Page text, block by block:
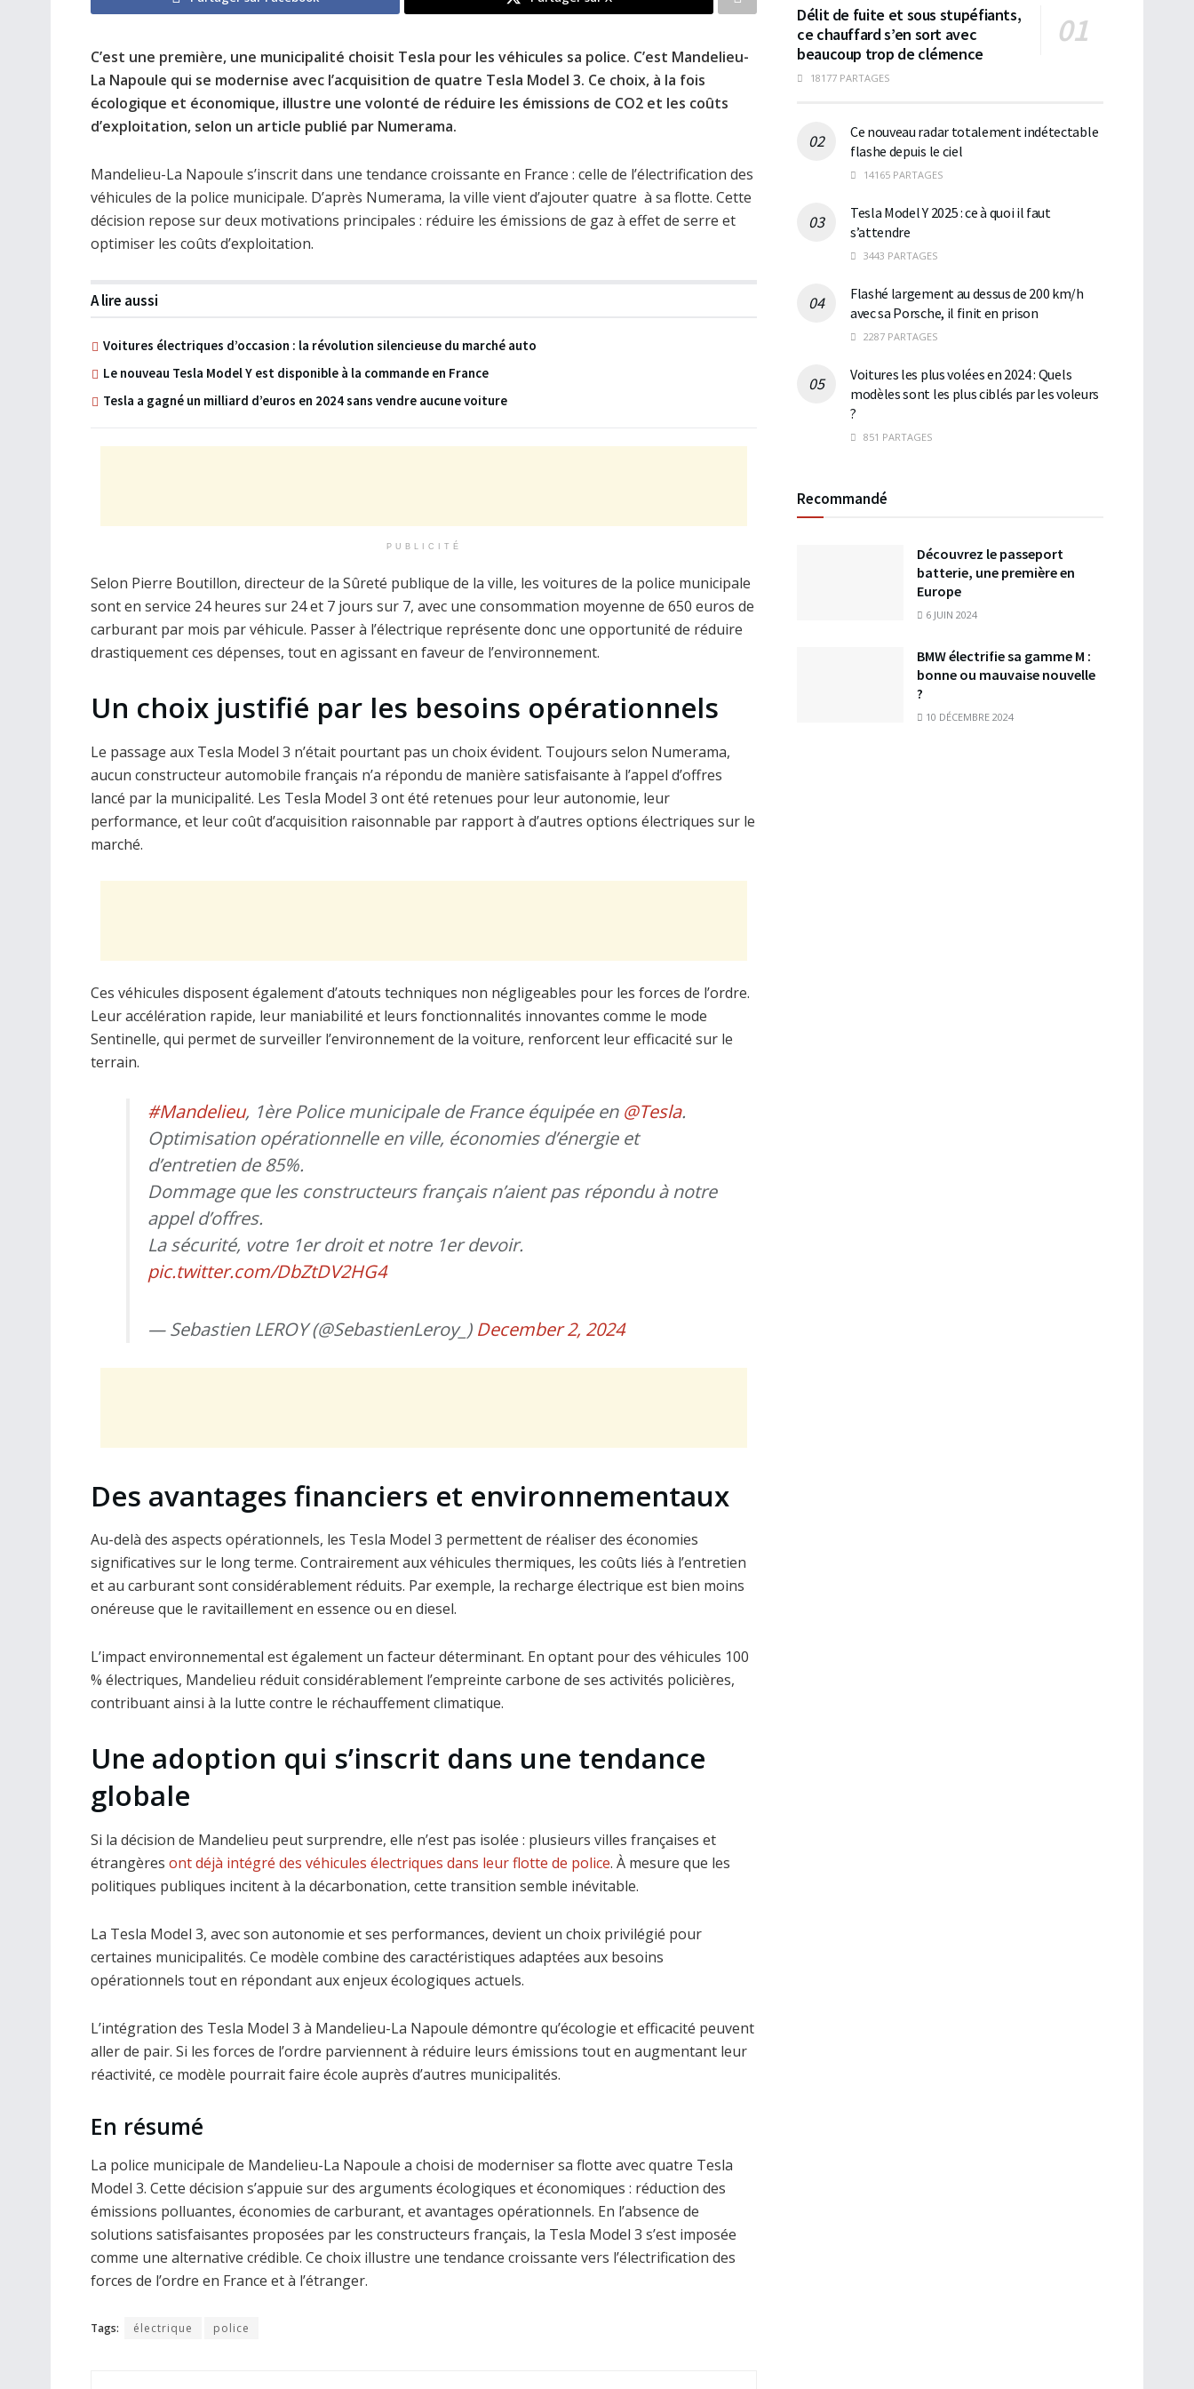
C’est une première, une municipalité choisit Tesla pour les véhicules sa police. C’est Mandelieu-
La Napoule qui se modernise avec l’acquisition de quatre Tesla Model 3. Ce choix, à la fois
écologique et économique, illustre une volonté de réduire les émissions de CO2 et les coûts
d’exploitation, selon un article publié par Numerama.
Mandelieu-La Napoule s’inscrit dans une tendance croissante en France : celle de l’électrification des
véhicules de la police municipale. D’après Numerama, la ville vient d’ajouter quatre à sa flotte. Cette
décision repose sur deux motivations principales : réduire les émissions de gaz à effet de serre et
optimiser les coûts d’exploitation.
A lire aussi
Voitures électriques d’occasion : la révolution silencieuse du marché auto
Le nouveau Tesla Model Y est disponible à la commande en France
Tesla a gagné un milliard d’euros en 2024 sans vendre aucune voiture
PUBLICITÉ
Selon Pierre Boutillon, directeur de la Sûreté publique de la ville, les voitures de la police municipale
sont en service 24 heures sur 24 et 7 jours sur 7, avec une consommation moyenne de 650 euros de
carburant par mois par véhicule. Passer à l’électrique représente donc une opportunité de réduire
drastiquement ces dépenses, tout en agissant en faveur de l’environnement.
Un choix justifié par les besoins opérationnels
Le passage aux Tesla Model 3 n’était pourtant pas un choix évident. Toujours selon Numerama,
aucun constructeur automobile français n’a répondu de manière satisfaisante à l’appel d’offres
lancé par la municipalité. Les Tesla Model 3 ont été retenues pour leur autonomie, leur
performance, et leur coût d’acquisition raisonnable par rapport à d’autres options électriques sur le
marché.
Ces véhicules disposent également d’atouts techniques non négligeables pour les forces de l’ordre.
Leur accélération rapide, leur maniabilité et leurs fonctionnalités innovantes comme le mode
Sentinelle, qui permet de surveiller l’environnement de la voiture, renforcent leur efficacité sur le
terrain.
#Mandelieu, 1ère Police municipale de France équipée en @Tesla.
Optimisation opérationnelle en ville, économies d’énergie et
d’entretien de 85%.
Dommage que les constructeurs français n’aient pas répondu à notre
appel d’offres.
La sécurité, votre 1er droit et notre 1er devoir.
pic.twitter.com/DbZtDV2HG4
— Sebastien LEROY (@SebastienLeroy_) December 2, 2024
Des avantages financiers et environnementaux
Au-delà des aspects opérationnels, les Tesla Model 3 permettent de réaliser des économies
significatives sur le long terme. Contrairement aux véhicules thermiques, les coûts liés à l’entretien
et au carburant sont considérablement réduits. Par exemple, la recharge électrique est bien moins
onéreuse que le ravitaillement en essence ou en diesel.
L’impact environnemental est également un facteur déterminant. En optant pour des véhicules 100
% électriques, Mandelieu réduit considérablement l’empreinte carbone de ses activités policières,
contribuant ainsi à la lutte contre le réchauffement climatique.
Une adoption qui s’inscrit dans une tendance
globale
Si la décision de Mandelieu peut surprendre, elle n’est pas isolée : plusieurs villes françaises et
étrangères ont déjà intégré des véhicules électriques dans leur flotte de police. À mesure que les
politiques publiques incitent à la décarbonation, cette transition semble inévitable.
La Tesla Model 3, avec son autonomie et ses performances, devient un choix privilégié pour
certaines municipalités. Ce modèle combine des caractéristiques adaptées aux besoins
opérationnels tout en répondant aux enjeux écologiques actuels.
L’intégration des Tesla Model 3 à Mandelieu-La Napoule démontre qu’écologie et efficacité peuvent
aller de pair. Si les forces de l’ordre parviennent à réduire leurs émissions tout en augmentant leur
réactivité, ce modèle pourrait faire école auprès d’autres municipalités.
En résumé
La police municipale de Mandelieu-La Napoule a choisi de moderniser sa flotte avec quatre Tesla
Model 3. Cette décision s’appuie sur des arguments écologiques et économiques : réduction des
émissions polluantes, économies de carburant, et avantages opérationnels. En l’absence de
solutions satisfaisantes proposées par les constructeurs français, la Tesla Model 3 s’est imposée
comme une alternative crédible. Ce choix illustre une tendance croissante vers l’électrification des
forces de l’ordre en France et à l’étranger.
Tags: électrique police
Délit de fuite et sous stupéfiants,
ce chauffard s’en sort avec
beaucoup trop de clémence
18177 PARTAGES
Ce nouveau radar totalement indétectable
flashe depuis le ciel
14165 PARTAGES
Tesla Model Y 2025 : ce à quoi il faut
s’attendre
3443 PARTAGES
Flashé largement au dessus de 200 km/h
avec sa Porsche, il finit en prison
2287 PARTAGES
Voitures les plus volées en 2024 : Quels
modèles sont les plus ciblés par les voleurs
?
851 PARTAGES
Recommandé
Découvrez le passeport
batterie, une première en
Europe
6 JUIN 2024
BMW électrifie sa gamme M :
bonne ou mauvaise nouvelle
?
10 DÉCEMBRE 2024